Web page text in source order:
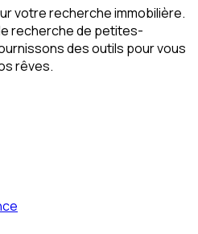
votre recherche immobilière.
recherche de petites-
des outils pour vous
rêves.